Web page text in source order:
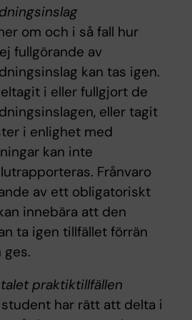
om och i så fall hur
fullgörande av
kan tas igen.
i eller fullgjort de
eller tagit
i enlighet med
kan inte
Frånvaro
av ett obligatoriskt
innebära att den
ta igen tillfället förrän
ges.
praktiktillfällen
har rätt att delta i